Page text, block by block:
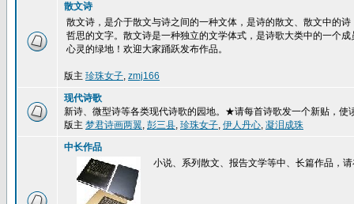
散文诗
散文诗，是介于散文与诗之间的一种文体，是诗的散文、散文中的
哲思的文字。散文诗是一种独立的文学体式，是诗歌大类中的一个
心灵的绿地！欢迎大家踊跃发布作品。
版主 珍珠女子, zmj166
现代诗歌
新诗、微型诗等各类现代诗歌的园地。★请每首诗歌发一个新贴，使
版主 梦君诗画两翼, 彭三县, 珍珠女子, 伊人丹心, 凝泪成珠
中长作品
小说、系列散文、报告文学等中、长篇作品，